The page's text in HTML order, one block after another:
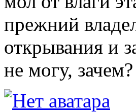
прежний
открывания и
не могу, зачем?